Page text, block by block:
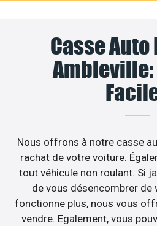
Casse Auto
Ambleville:
Nous offrons à notre casse
rachat de votre voiture.
tout véhicule non roulant. Si
de vous désencombrer de
fonctionne plus, nous vous
vendre. Egalement, vous